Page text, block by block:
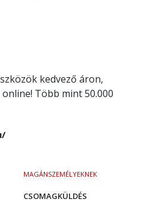
kedvező áron,
Több mint 50.000
MAGÁNSZEMÉLYEKNEK
CSOMAGKÜLDÉS